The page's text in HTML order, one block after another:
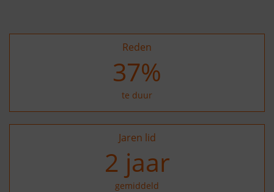
Reden
37%
te duur
Jaren lid
2 jaar
gemiddeld